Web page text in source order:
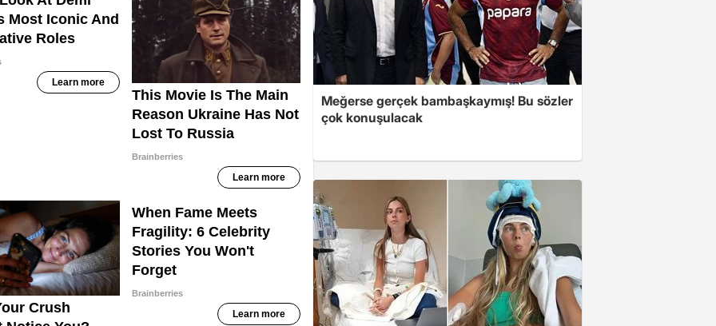
Meğerse gerçek bambaşkaymış! Bu sözler
çok konuşulacak